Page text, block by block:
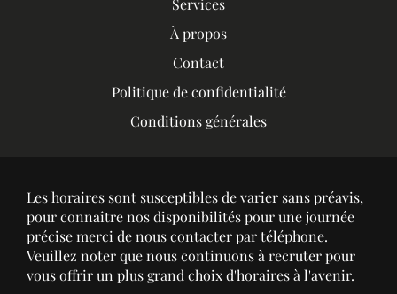
Services
À propos
Contact
Politique de confidentialité
Conditions générales
Les horaires sont susceptibles de varier sans préavis,
pour connaître nos disponibilités pour une journée
précise merci de nous contacter par téléphone.
Veuillez noter que nous continuons à recruter pour
vous offrir un plus grand choix d'horaires à l'avenir.